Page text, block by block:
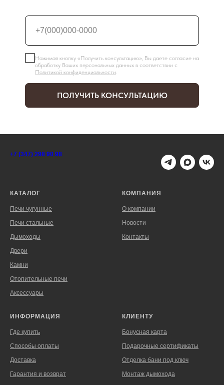
Нажимая кнопку «Получить консультацию», Вы даете согласие на
обработку Ваших персональных данных в соответствии с
Политикой конфиденциальности
ПОЛУЧИТЬ КОНСУЛЬТАЦИЮ
+7 (347) 298 90 98
КАТАЛОГ
Печи чугунные
Печи стальные
Дымоходы
Двери
Камни
Отопительные печи
Аксессуары
КОМПАНИЯ
О компании
Новости
Контакты
ИНФОРМАЦИЯ
Где купить
Способы оплаты
Доставка
Гарантия и возврат
КЛИЕНТУ
Бонусная карта
Подарочные сертификаты
Отделка бани под ключ
Монтаж дымохода